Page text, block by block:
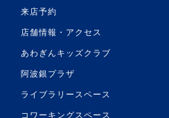
来店予約
店舗情報・アクセス
あわぎんキッズクラブ
阿波銀プラザ
ライブラリースペース
コワーキングスペース